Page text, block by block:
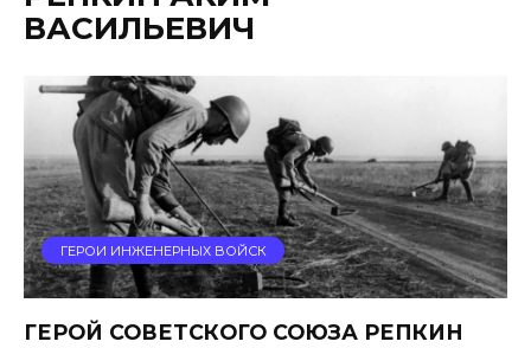
ВАСИЛЬЕВИЧ
ГЕРОИ ИНЖЕНЕРНЫХ ВОЙСК
ГЕРОЙ СОВЕТСКОГО СОЮЗА РЕПКИН